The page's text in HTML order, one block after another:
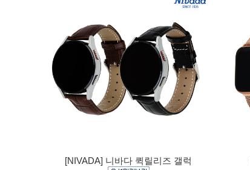
[NIVADA] 니바다 퀵릴리즈 갤럭